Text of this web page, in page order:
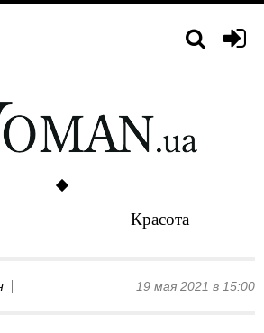
Красота
19 мая 2021 в 15:00